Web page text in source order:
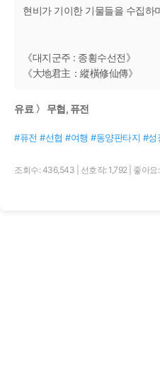
현비가 기이한 기물들을 수집하
《대지군주 : 종횡수선전》
《大地君主：縱橫修仙傳》
유료 〉 무협, 퓨전
#퓨전 #선협 #여행 #동양판타지 #성
조회수: 436,543 선호작: 1,792 좋아요